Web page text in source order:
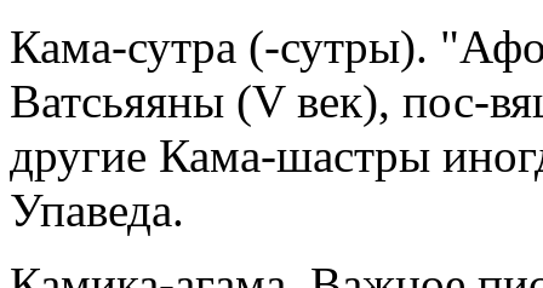
Кама-сутра (-сутры).
Ватсьяяны (V век), пос-
другие Кама-шастры
Упаведа.